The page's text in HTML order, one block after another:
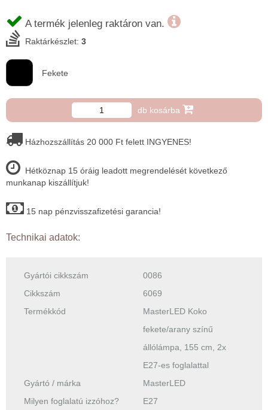
A termék jelenleg raktáron van.
Raktárkészlet: 3
Fekete
db kosárba
Házhozszállítás 20 000 Ft felett INGYENES!
Hétköznap 15 óráig leadott megrendelését következő
munkanap kiszállítjuk!
15 nap pénzvisszafizetési garancia!
Technikai adatok:
Gyártói cikkszám
0086
Cikkszám
6069
Termékkód
MasterLED Koko
fekete/arany színű
állólámpa, 155 cm, 2x
E27-es foglalattal
Gyártó / márka
MasterLED
Milyen foglalatú izzóhoz?
E27